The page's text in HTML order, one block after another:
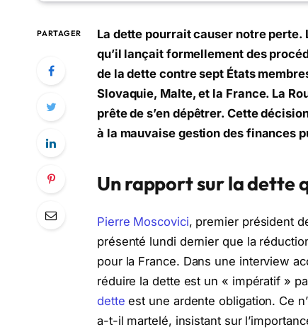
PARTAGER
La dette pourrait causer notre
qu’il lançait formellement des
de la dette contre sept États
Slovaquie, Malte, et la France. La
prête de s’en dépêtrer. Cette
à la mauvaise gestion des finances
Un rapport sur la dette
Pierre Moscovici, premier président
présenté lundi dernier que la
pour la France. Dans une interview
réduire la dette est un « impératif »
dette est une ardente obligation. Ce
a-t-il martelé, insistant sur